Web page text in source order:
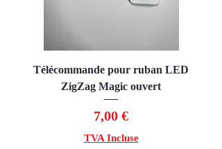
Télécommande pour ruban LED
ZigZag Magic ouvert
Prix
7,00 €
TVA Incluse